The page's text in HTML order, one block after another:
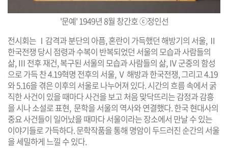
'문예' 1949년 8월 창간호 ⓒ정인선
전시회는 Ⅰ감격과 분단의 아픔, 혼란이 가득했던 해방기의 서울, Ⅱ
한국전쟁 당시 점령과 수복이 반복되었던 서울의 모습과 사람들의
삶, Ⅲ 전후 재건, 복구된 서울의 모습과 사람들의 삶, Ⅳ 군중의 함성
으로 가득 찬 4.19혁명 전후의 서울, Ⅴ 해방과 한국전쟁, 그리고 4.19
와 5.16을 겪은 이후의 서울로 나누어져 있다. 시간의 흐름 속에서 굵
직한 사건이 있을 때마다 사건을 보고 처음 맞닥뜨리는 감정과 감흥
을 시나 소설로 표현, 문학을 서울의 역사와 연결했다. 한국 현대사의
중요 사건들이 일어났을 때마다 서울이라는 장소에서 만날 수 있는
이야기들로 가득하다. 문학작품을 통해 명암이 두드러진 순간의 서울
을 세밀하게 느낄 수 있다.